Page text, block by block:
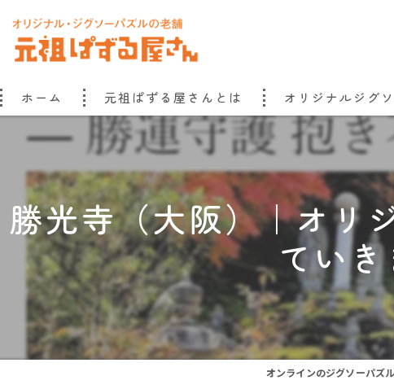
ホーム 元祖ぱずる屋さんとは
元祖ぱずる屋さんのこだわり
元祖ぱずる屋さんものがたり
オリジナルジグ
勝光寺（大阪）｜オリ
てい
オンラインのジグソーパズ